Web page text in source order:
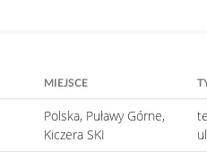
MIEJSCE
Polska, Puławy Górne,
Kiczera SKI